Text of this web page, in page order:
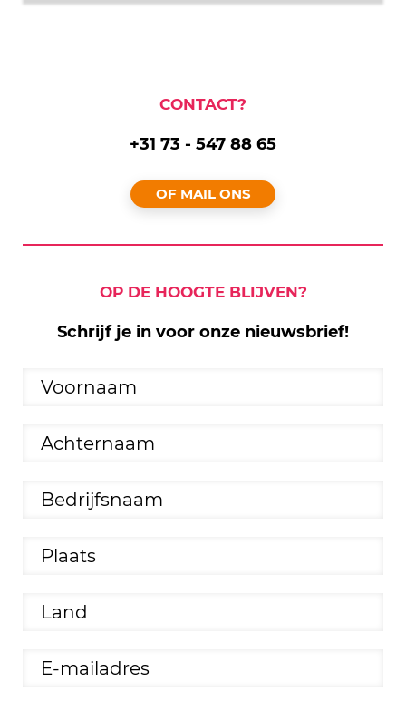
CONTACT?
+31 73 - 547 88 65
OF MAIL ONS
OP DE HOOGTE BLIJVEN?
Schrijf je in voor onze nieuwsbrief!